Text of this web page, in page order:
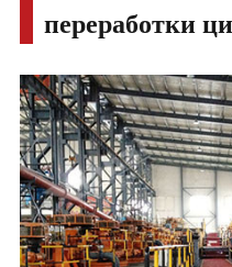
переработки